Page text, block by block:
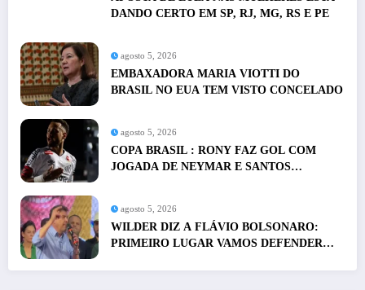
DANDO CERTO EM SP, RJ, MG, RS E PE
agosto 5, 2026
EMBAXADORA MARIA VIOTTI DO
BRASIL NO EUA TEM VISTO CONCELADO
agosto 5, 2026
COPA BRASIL : RONY FAZ GOL COM
JOGADA DE NEYMAR E SANTOS
agosto 5, 2026
WILDER DIZ A FLÁVIO BOLSONARO:
PRIMEIRO LUGAR VAMOS DEFENDER